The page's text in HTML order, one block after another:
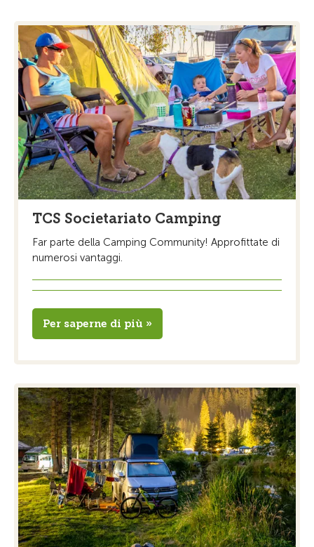
TCS Societariato Camping
Far parte della Camping Community! Approfittate di
numerosi vantaggi.
Per saperne di più »